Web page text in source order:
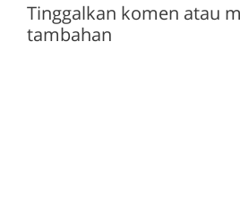
Tinggalkan komen atau
tambahan